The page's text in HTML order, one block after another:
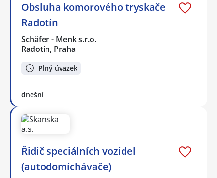
Obsluha komorového tryskače
Radotín
Schäfer - Menk s.r.o.
Radotín, Praha
Plný úvazek
dnešní
Řidič speciálních vozidel
(autodomíchávače)